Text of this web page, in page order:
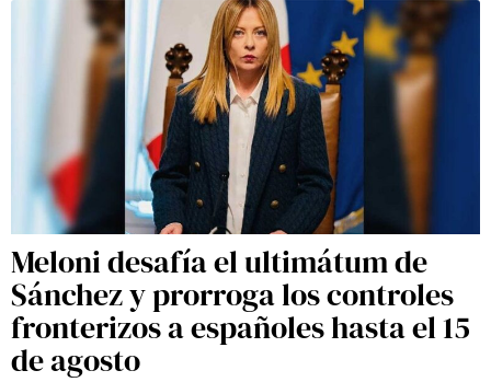
Meloni desafía el ultimátum de
Sánchez y prorroga los controles
fronterizos a españoles hasta el 15
de agosto